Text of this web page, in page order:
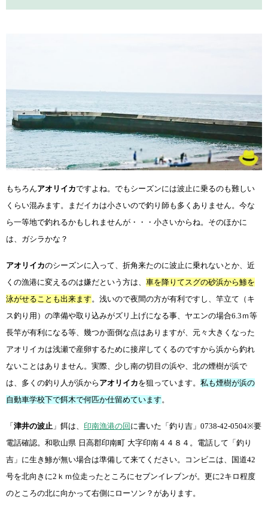
もちろんアオリイカですよね。でもシーズンには波止に乗るのも難しい
くらい混みます。まだイカは小さいので釣り師も多くありません。今な
ら一等地で釣れるかもしれませんが・・・小さいからね。そのほかに
は、ガシラかな？
アオリイカのシーズンに入って、折角来たのに波止に乗れないとか、近
くの漁港に変えるのは嫌だという方は、 車を降りてスグの砂浜から鯵を
泳がせることも出来ます 。浅いので夜間の方が有利ですし、竿立て（キ
ス釣り用）の準備や取り込みがズリ上げになる事、ヤエンの場合6.3 ｍ等
長竿が有利になる等、幾つか面倒な点はありますが、元々大きくなった
アオリイカは浅瀬で産卵するために接岸してくるのですから浜から釣れ
ないことはありません。実際、少し南の切目の浜や、北の煙樹が浜で
は、多くの釣り人が浜から アオリイカを狙っています。 私も煙樹が浜の
自動車学校下で餌木で何匹か仕留めています 。
「津井の波止 」餌は、 印南漁港の回に書いた「釣り吉」 0738-42-0504※要
電話確認。和歌山県 日高郡印南町 大字印南４４８４。電話して「釣り
吉」に生き鯵が無い場合は準備して来てください。コンビニは、国道42
号を北向きに2 ｋｍ位走ったところにセブンイレブンが。更に2キロ程度
のところの北に向かって右側にローソン？があります。